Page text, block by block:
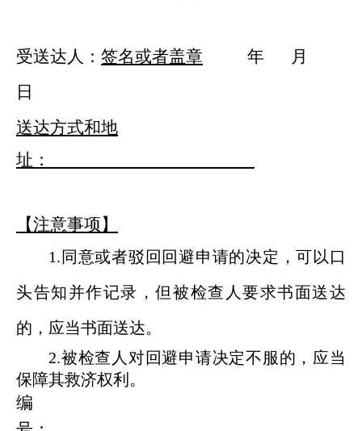
受送达人： 签名或者盖章 年
月
日
送达方式和地
址：
【注意事项】
1.同意或者驳回回避申请的决定 ，可以口
头告知并作记录，但被检查人要求书面送达
的， 应当书面送达。
2.被检查人对回避申请决定不服的，应当
保障其救济权利。
编